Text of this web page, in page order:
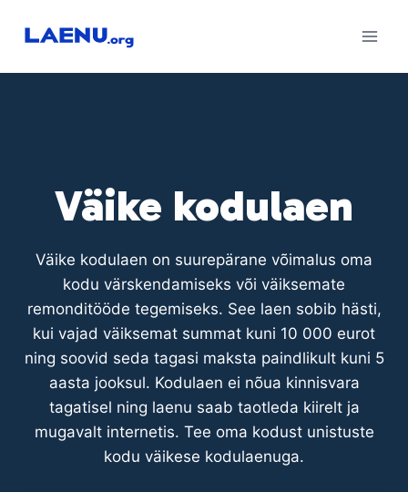
Väike kodulaen
Väike kodulaen on suurepärane võimalus oma
kodu värskendamiseks või väiksemate
remonditööde tegemiseks. See laen sobib hästi,
kui vajad väiksemat summat kuni 10 000 eurot
ning soovid seda tagasi maksta paindlikult kuni 5
aasta jooksul. Kodulaen ei nõua kinnisvara
tagatisel ning laenu saab taotleda kiirelt ja
mugavalt internetis. Tee oma kodust unistuste
kodu väikese kodulaenuga.